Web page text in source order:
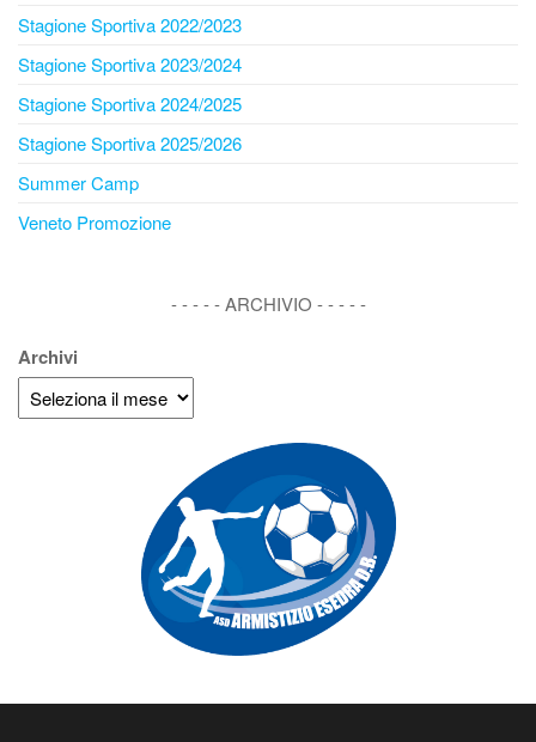
Stagione Sportiva 2022/2023
Stagione Sportiva 2023/2024
Stagione Sportiva 2024/2025
Stagione Sportiva 2025/2026
Summer Camp
Veneto Promozione
- - - - - ARCHIVIO - - - - -
Archivi